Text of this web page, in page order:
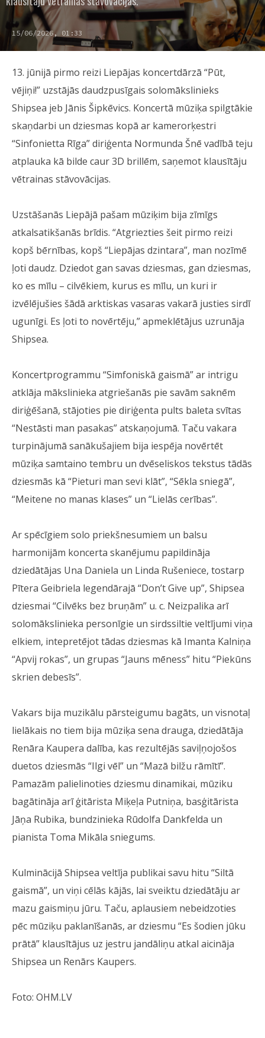
15/06/2026, 01:33
13. jūnijā pirmo reizi Liepājas koncertdārzā “Pūt,
vējiņi!” uzstājās daudzpusīgais solomākslinieks
Shipsea jeb Jānis Šipkēvics. Koncertā mūziķa spilgtākie
skaņdarbi un dziesmas kopā ar kamerorķestri
“Sinfonietta Rīga” diriģenta Normunda Šnē vadībā teju
atplauka kā bilde caur 3D brillēm, saņemot klausītāju
vētrainas stāvovācijas.
Uzstāšanās Liepājā pašam mūziķim bija zīmīgs
atkalsatikšanās brīdis. “Atgriezties šeit pirmo reizi
kopš bērnības, kopš “Liepājas dzintara”, man nozīmē
ļoti daudz. Dziedot gan savas dziesmas, gan dziesmas,
ko es mīlu – cilvēkiem, kurus es mīlu, un kuri ir
izvēlējušies šādā arktiskas vasaras vakarā justies sirdī
ugunīgi. Es ļoti to novērtēju,” apmeklētājus uzrunāja
Shipsea.
Koncertprogrammu “Simfoniskā gaismā” ar intrigu
atklāja mākslinieka atgriešanās pie savām saknēm
diriģēšanā, stājoties pie diriģenta pults baleta svītas
“Nestāsti man pasakas” atskaņojumā. Taču vakara
turpinājumā sanākušajiem bija iespēja novērtēt
mūziķa samtaino tembru un dvēseliskos tekstus tādās
dziesmās kā “Pieturi man sevi klāt”, “Sēkla sniegā”,
“Meitene no manas klases” un “Lielās cerības”.
Ar spēcīgiem solo priekšnesumiem un balsu
harmonijām koncerta skanējumu papildināja
dziedātājas Una Daniela un Linda Rušeniece, tostarp
Pītera Geibriela legendārajā “Don’t Give up”, Shipsea
dziesmai “Cilvēks bez bruņām” u. c. Neizpalika arī
solomākslinieka personīgie un sirdssiltie veltījumi viņa
elkiem, intepretējot tādas dziesmas kā Imanta Kalniņa
“Apvij rokas”, un grupas “Jauns mēness” hitu “Piekūns
skrien debesīs”.
Vakars bija muzikālu pārsteigumu bagāts, un visnotaļ
lielākais no tiem bija mūziķa sena drauga, dziedātāja
Renāra Kaupera dalība, kas rezultējās saviļņojošos
duetos dziesmās “Ilgi vēl” un “Mazā bilžu rāmītī”.
Pamazām palielinoties dziesmu dinamikai, mūziku
bagātināja arī ģitārista Miķeļa Putniņa, basģitārista
Jāņa Rubika, bundzinieka Rūdolfa Dankfelda un
pianista Toma Mikāla sniegums.
Kulminācijā Shipsea veltīja publikai savu hitu “Siltā
gaismā”, un viņi cēlās kājās, lai sveiktu dziedātāju ar
mazu gaismiņu jūru. Taču, aplausiem nebeidzoties
pēc mūziķu paklanīšanās, ar dziesmu “Es šodien jūku
prātā” klausītājus uz jestru jandāliņu atkal aicināja
Shipsea un Renārs Kaupers.
Foto: OHM.LV